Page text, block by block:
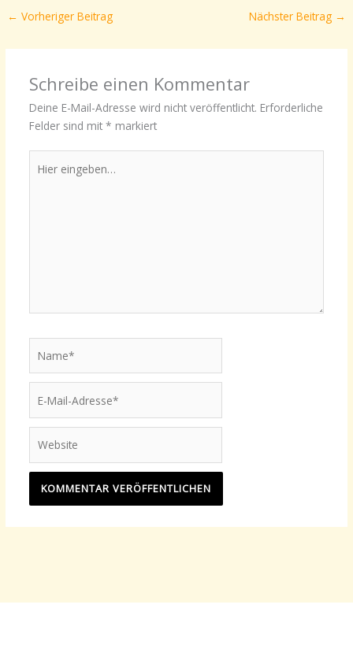
← Vorheriger Beitrag Nächster Beitrag →
Schreibe einen Kommentar
Deine E-Mail-Adresse wird nicht veröffentlicht. Erforderliche
Felder sind mit * markiert
eingeben…
Mail-
Adresse*